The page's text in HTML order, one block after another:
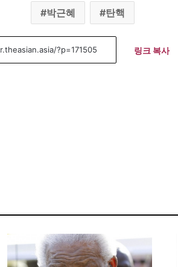
박근혜 탄핵
링크 복사